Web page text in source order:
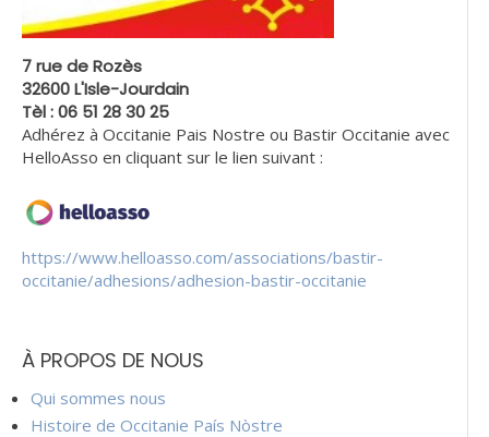
7 rue de Rozès
32600 L'Isle-Jourdain
Tèl : 06 51 28 30 25
Adhérez à Occitanie Pais Nostre ou Bastir Occitanie avec
HelloAsso en cliquant sur le lien suivant :
https://www.helloasso.com/associations/bastir-
occitanie/adhesions/adhesion-bastir-occitanie
À PROPOS DE NOUS
Qui sommes nous
Histoire de Occitanie País Nòstre